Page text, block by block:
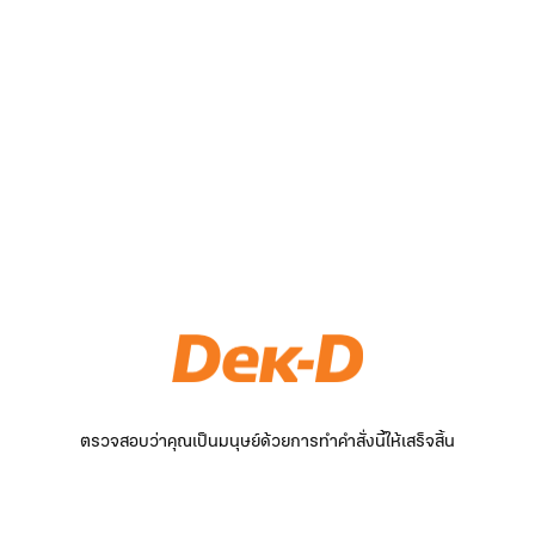
ตรวจสอบว่าคุณเป็นมนุษย์ด้วยการทำคำสั่งนี้ให้เสร็จสิ้น